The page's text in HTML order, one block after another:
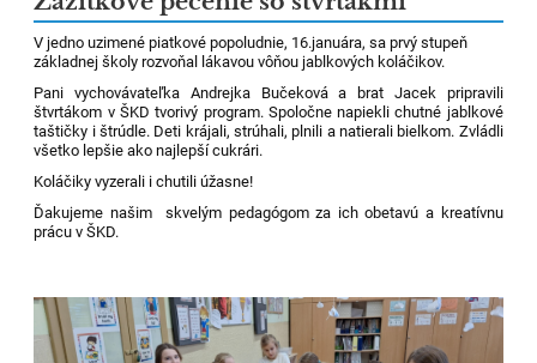
V jedno uzimené piatkové popoludnie, 16.januára, sa prvý stupeň
základnej školy rozvoňal lákavou vôňou jablkových koláčikov.
Pani vychovávateľka Andrejka Bučeková a brat Jacek pripravili
štvrtákom v ŠKD tvorivý program. Spoločne napiekli chutné jablkové
taštičky i štrúdle. Deti krájali, strúhali, plnili a natierali bielkom. Zvládli
všetko lepšie ako najlepší cukrári.
Koláčiky vyzerali i chutili úžasne!
Ďakujeme našim skvelým pedagógom za ich obetavú a kreatívnu
prácu v ŠKD.